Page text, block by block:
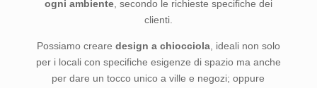
ogni ambiente, secondo le richieste specifiche dei
clienti.
Possiamo creare design a chiocciola, ideali non solo
per i locali con specifiche esigenze di spazio ma anche
per dare un tocco unico a ville e negozi; oppure